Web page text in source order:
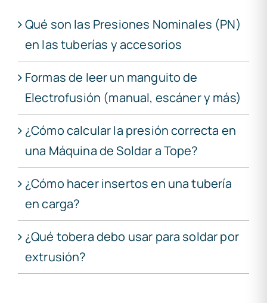
Qué son las Presiones Nominales (PN)
en las tuberías y accesorios
Formas de leer un manguito de
Electrofusión (manual, escáner y más)
¿Cómo calcular la presión correcta en
una Máquina de Soldar a Tope?
¿Cómo hacer insertos en una tubería
en carga?
¿Qué tobera debo usar para soldar por
extrusión?